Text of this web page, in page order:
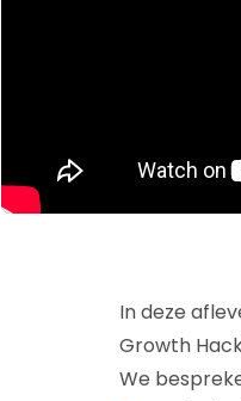
In deze
Growth
We